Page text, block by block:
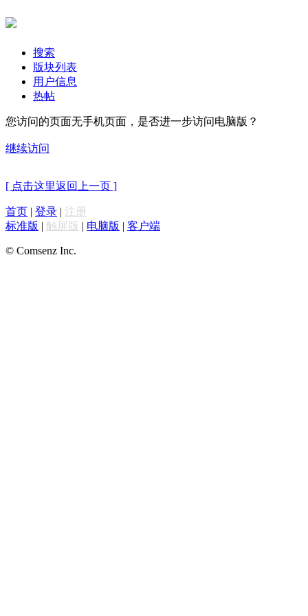
搜索
版块列表
用户信息
热帖
您访问的页面无手机页面，是否进一步访问电脑版？
继续访问
[ 点击这里返回上一页 ]
首页 | 登录 | 注册
标准版 | 触屏版 | 电脑版 | 客户端
© Comsenz Inc.